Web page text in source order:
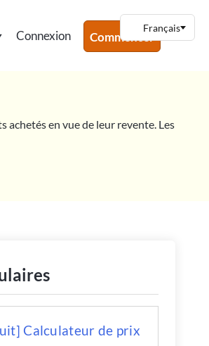
Connexion Commencer
en vue de leur revente. Les
Calculateur de prix